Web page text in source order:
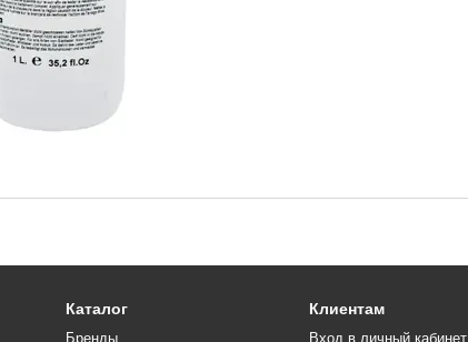
Каталог
Бренды
Клиентам
Вход в личный кабинет